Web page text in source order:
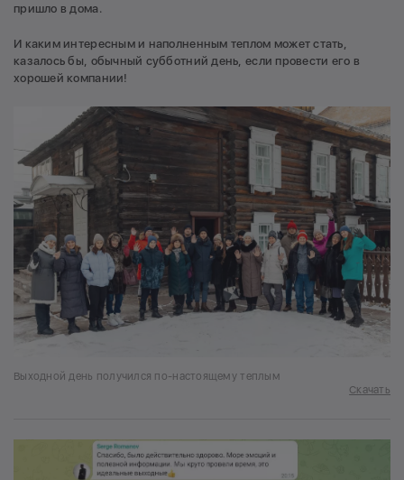
пришло в дома.
И каким интересным и наполненным теплом может стать,
казалось бы, обычный субботний день, если провести его в
хорошей компании!
Выходной день получился по-настоящему теплым
Скачать